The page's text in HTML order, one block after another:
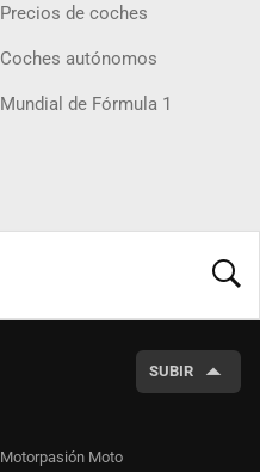
Precios de coches
Coches autónomos
Mundial de Fórmula 1
SUBIR
Motorpasión Moto